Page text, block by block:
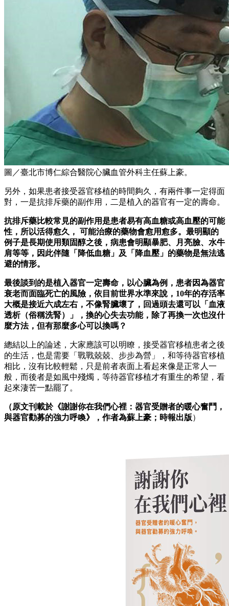
圖／臺北市博仁綜合醫院心臟血管外科主任蘇上豪。
另外，如果患者接受器官移植的時間夠久，有兩件事一定得面
對，一是抗排斥藥的副作用，二是植入的器官有一定的壽命。
抗排斥藥比較常見的副作用是患者易有高血糖或高血壓的可能
性，所以活得愈久， 可能治療的藥物會愈用愈多。最明顯的
例子是長期使用類固醇之後，病患會明顯暴肥、月亮臉、水牛
肩等等，因此伴隨「降低血糖」及「降血壓」的藥物是無法逃
避的情形。
最後談到的是植入器官一定壽命 ，以心臟為例，患者因為器官
衰老而面臨死亡的風險，依目前世界水準來說，10年的存活率
大概是接近六成左右，不像腎臟壞了，回過頭去還可以「血液
透析（俗稱洗腎）」，換的心失去功能，除了再換一次也沒什
麼方法，但有那麼多心可以換嗎？
總結以上的論述，大家應該可以明瞭，接受器官移植患者之後
的生活，也是需要「戰戰兢兢、步步為營」，和等待器官移植
相比，沒有比較輕鬆，只是前者表面上看起來像是正常人一
般，而後者是如風中殘燭，等待器官移植才有重生的希望，看
起來淒苦一點罷了。
（原文刊載於《謝謝你在我們心裡：器官受贈者的暖心奮鬥，
與器官勸募的強力呼喚》，作者為蘇上豪；時報出版）